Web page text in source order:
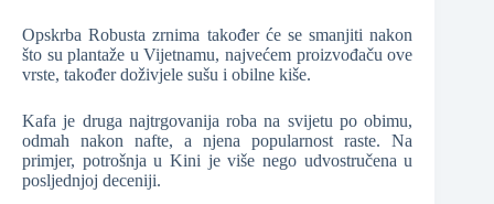
Opskrba Robusta zrnima također će se smanjiti nakon
što su plantaže u Vijetnamu, najvećem proizvođaču ove
vrste, također doživjele sušu i obilne kiše.
Kafa je druga najtrgovanija roba na svijetu po obimu,
odmah nakon nafte, a njena popularnost raste. Na
primjer, potrošnja u Kini je više nego udvostručena u
posljednjoj deceniji.